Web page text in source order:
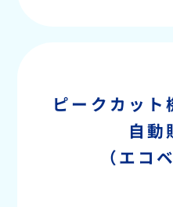
ピークカット
自動
（エコ